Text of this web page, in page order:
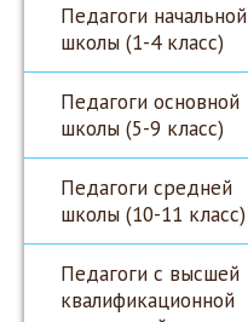
Педагоги начальной
школы (1-4 класс)
Педагоги основной
школы (5-9 класс)
Педагоги средней
школы (10-11 класс)
Педагоги с высшей
квалификационной